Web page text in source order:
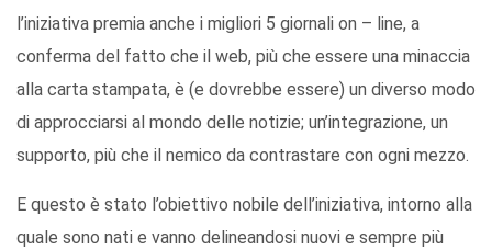
l’iniziativa premia anche i migliori 5 giornali on – line, a
conferma del fatto che il web, più che essere una minaccia
alla carta stampata, è (e dovrebbe essere) un diverso modo
di approcciarsi al mondo delle notizie; un’integrazione, un
supporto, più che il nemico da contrastare con ogni mezzo.
E questo è stato l’obiettivo nobile dell’iniziativa, intorno alla
quale sono nati e vanno delineandosi nuovi e sempre più